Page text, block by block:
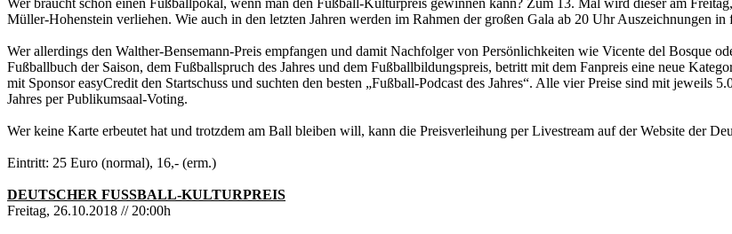
Wer braucht schon einen Fußballpokal, wenn man den Fußball-Kulturpreis gewinnen kann? Zum 13. Mal wird dieser am
Müller-Hohenstein verliehen. Wie auch in den letzten Jahren werden im Rahmen der großen Gala ab 20 Uhr Auszeichnungen
Wer allerdings den Walther-Bensemann-Preis empfangen und damit Nachfolger von Persönlichkeiten wie Vicente del Bosque
Fußballbuch der Saison, dem Fußballspruch des Jahres und dem Fußballbildungspreis, betritt mit dem Fanpreis eine neue
mit Sponsor easyCredit den Startschuss und suchten den besten „Fußball-Podcast des Jahres“. Alle vier Preise sind mit jeweils
Jahres per Publikumsaal-Voting.
Wer keine Karte erbeutet hat und trotzdem am Ball bleiben will, kann die Preisverleihung per Livestream auf der Website der
Eintritt: 25 Euro (normal), 16,- (erm.)
DEUTSCHER FUSSBALL-KULTURPREIS
Freitag, 26.10.2018 // 20:00h